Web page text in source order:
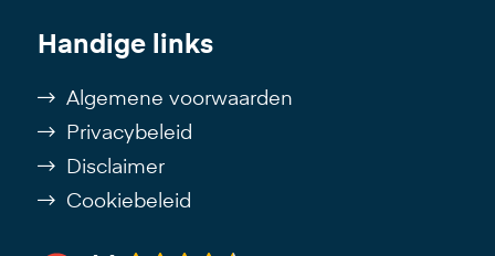
Handige links
Algemene voorwaarden
Privacybeleid
Disclaimer
Cookiebeleid